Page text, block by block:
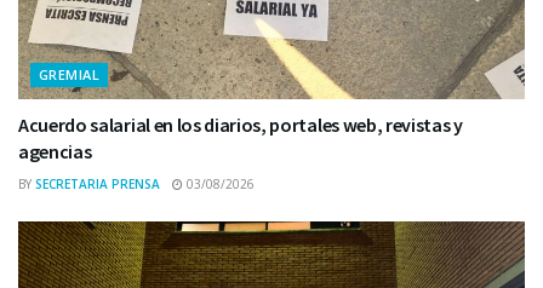
GREMIAL
Acuerdo salarial en los diarios, portales web, revistas y
agencias
BY SECRETARIA PRENSA 03/08/2026